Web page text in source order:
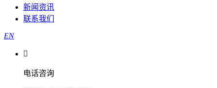
新闻资讯
联系我们
EN

电话咨询